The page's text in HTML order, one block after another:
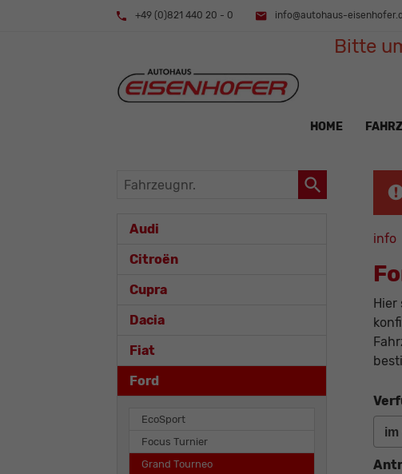
+49 (0)821 440 20 - 0 info@autohaus-
Bitte
HOME
info
Fahrzeugnr.
Audi
Citroën
Cupra
Dacia
Fiat
Ford
EcoSport
Focus Turnier
Grand Tourneo